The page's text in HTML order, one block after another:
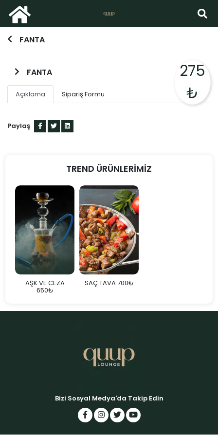
FANTA
275
₺
FANTA
Açıklama Sipariş Formu
Paylaş
TREND ÜRÜNLERİMİZ
AŞK VE CEZA
650₺
SAÇ TAVA 700₺
Bizi Sosyal Medya'da Takip Edin